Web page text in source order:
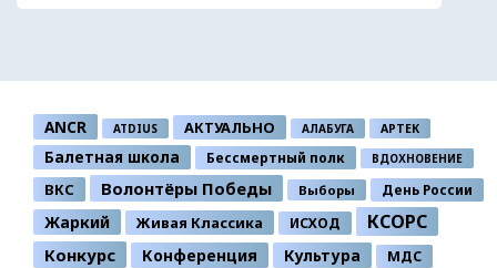
ANCR ATDIUS АКТУАЛЬНО АЛАБУГА АРТЕК
Балетная школа Бессмертный полк ВДОХНОВЕНИЕ
ВКС Волонтёры Победы Выборы День России
Жаркий Живая Классика ИСХОД КСОРС
Конкурс Конференция Культура МДС